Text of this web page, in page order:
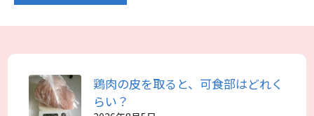
鶏肉の皮を取ると、可食部はどれく
らい？